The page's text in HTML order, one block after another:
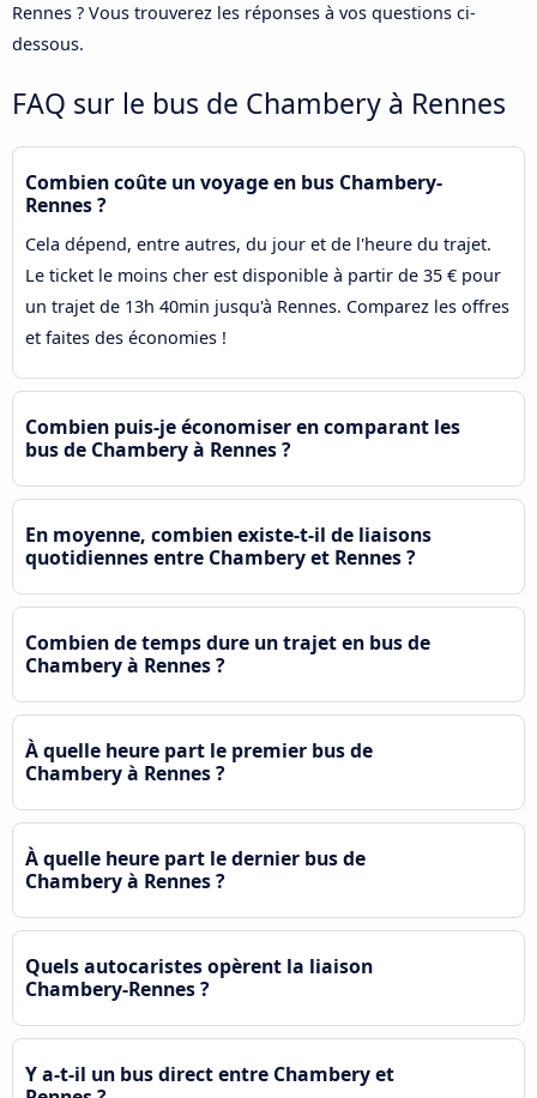
Rennes ? Vous trouverez les réponses à vos questions ci-
dessous.
FAQ sur le bus de Chambery à Rennes
Combien coûte un voyage en bus Chambery-
Rennes ?
Cela dépend, entre autres, du jour et de l'heure du trajet.
Le ticket le moins cher est disponible à partir de 35 € pour
un trajet de 13h 40min jusqu'à Rennes. Comparez les offres
et faites des économies !
Combien puis-je économiser en comparant les
bus de Chambery à Rennes ?
En moyenne, combien existe-t-il de liaisons
quotidiennes entre Chambery et Rennes ?
Combien de temps dure un trajet en bus de
Chambery à Rennes ?
À quelle heure part le premier bus de
Chambery à Rennes ?
À quelle heure part le dernier bus de
Chambery à Rennes ?
Quels autocaristes opèrent la liaison
Chambery-Rennes ?
Y a-t-il un bus direct entre Chambery et